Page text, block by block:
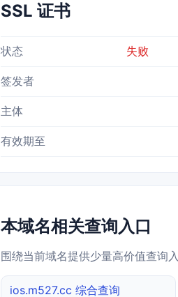
SSL 证书
状态 失败
签发者
主体
有效期至
本域名相关查询入口
围绕当前域名提供少量高价值查询
ios.m527.cc 综合查询